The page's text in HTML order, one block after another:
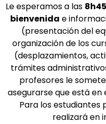
Le esperamos a las
bienvenida e
(presentación del
organización de los
(desplazamientos,
trámites
profesores le
asegurarse que está en
Para los estudiantes
realizará en